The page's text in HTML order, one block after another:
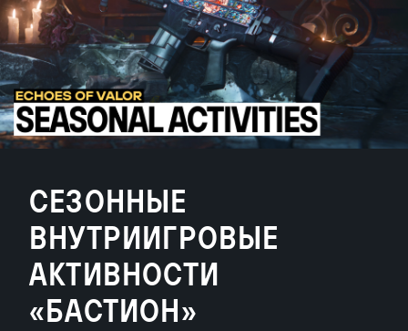
СЕЗОННЫЕ
ВНУТРИИГРОВЫЕ
АКТИВНОСТИ
«БАСТИОН»